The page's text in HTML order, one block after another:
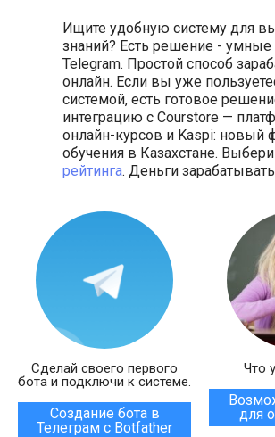
Ищите удобную систему для
знаний? Есть решение -
Telegram. Простой способ
онлайн. Если вы уже
системой, есть готовое
интеграцию с Courstore —
онлайн-курсов и Kaspi: новый
обучения в Казахстане.
рейтинга. Деньги
Сделай своего первого
бота и подключи к системе.
Создание бота в
Телеграм с Botfather
Что
для